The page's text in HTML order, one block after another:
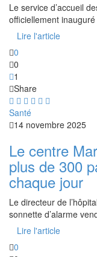
Le service d’accueil
officiellement
Lire l'article
0
0
1
Share
Santé
14 novembre 2025
Le centre
plus de 300
chaque jour
Le directeur de
sonnette d’alarme
Lire l'article
0